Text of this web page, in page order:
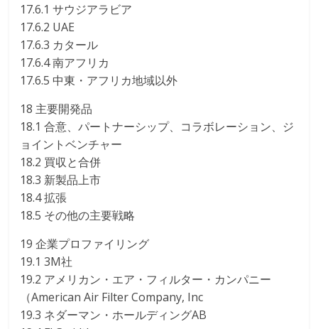
17.6.1 サウジアラビア
17.6.2 UAE
17.6.3 カタール
17.6.4 南アフリカ
17.6.5 中東・アフリカ地域以外
18 主要開発品
18.1 合意、パートナーシップ、コラボレーション、ジ
ョイントベンチャー
18.2 買収と合併
18.3 新製品上市
18.4 拡張
18.5 その他の主要戦略
19 企業プロファイリング
19.1 3M社
19.2 アメリカン・エア・フィルター・カンパニー
（American Air Filter Company, Inc
19.3 ネダーマン・ホールディングAB